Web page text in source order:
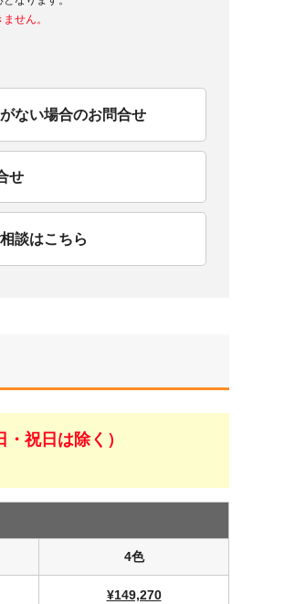
せん。
ない場合のお問合せ
せ
談はこちら
祝日は除く）
4色
¥149,270